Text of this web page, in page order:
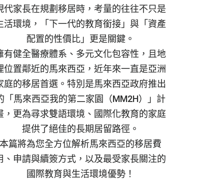
代家長在規劃移居時，考量的往往不只是
活環境，「下一代的教育銜接」與「資產
配置的性價比」更是關鍵。
有健全醫療體系、多元文化包容性，且地
位置鄰近的馬來西亞，近年來一直是亞洲
庭的移居首選。特別是馬來西亞政府推出
「馬來西亞我的第二家園（MM2H）」計
，更為尋求雙語環境、國際化教育的家庭
提供了絕佳的長期居留路徑。
篇將為您全方位解析馬來西亞的移居費
、申請與續簽方式，以及最受家長關注的
國際教育與生活環境優勢！